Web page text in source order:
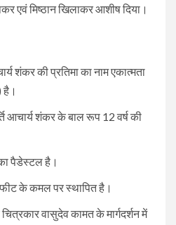
एवं मिष्ठान खिलाकर आशीष दिया।
शंकर की प्रतिमा का नाम एकात्मता
है।
आचार्य शंकर के बाल रूप 12 वर्ष की
पैडेस्टल है।
फीट के कमल पर स्थापित है।
चित्रकार वासुदेव कामत के मार्गदर्शन में